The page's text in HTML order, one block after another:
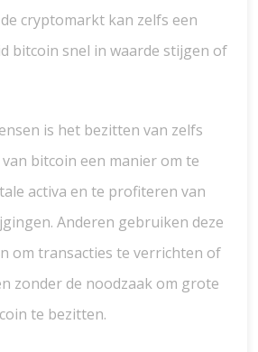
cryptomarkt kan zelfs een
bitcoin snel in waarde stijgen of
is het bezitten van zelfs
bitcoin een manier om te
activa en te profiteren van
Anderen gebruiken deze
om transacties te verrichten of
zonder de noodzaak om grote
te bezitten.